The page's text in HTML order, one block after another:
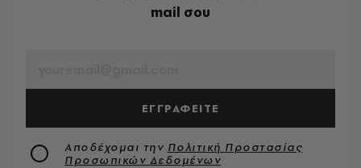
mail σου
ΕΓΓΡΑΦΕΙΤΕ
Αποδέχομαι την Πολιτική Προστασίας
Προσωπικών Δεδομένων